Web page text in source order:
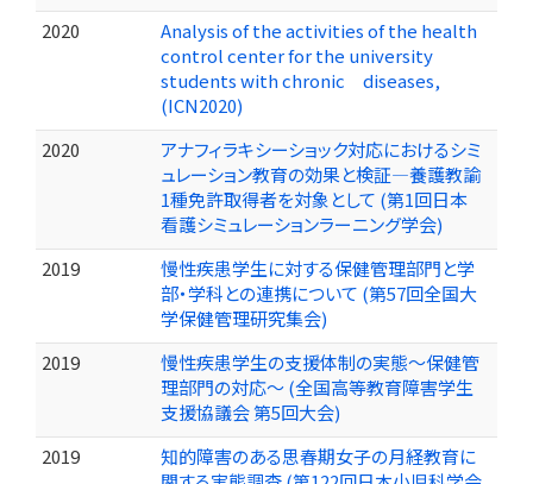
2020
Analysis of the activities of the health
control center for the university
students with chronic diseases,
(ICN2020)
2020
アナフィラキシーショック対応におけるシミ
ュレーション教育の効果と検証―養護教諭
1種免許取得者を対象として (第1回日本
看護シミュレーションラーニング学会)
2019
慢性疾患学生に対する保健管理部門と学
部・学科との連携について (第57回全国大
学保健管理研究集会)
2019
慢性疾患学生の支援体制の実態～保健管
理部門の対応～ (全国高等教育障害学生
支援協議会 第5回大会)
2019
知的障害のある思春期女子の月経教育に